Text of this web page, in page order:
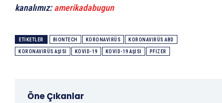
kanalımız:amerikadabugun
ETIKETLER BIONTECH KORONAVIRÜS KORONAVIRÜS ABD
KORONAVIRÜS AŞISI KOVID-19 KOVID-19 AŞISI PFIZER
Öne Çıkanlar